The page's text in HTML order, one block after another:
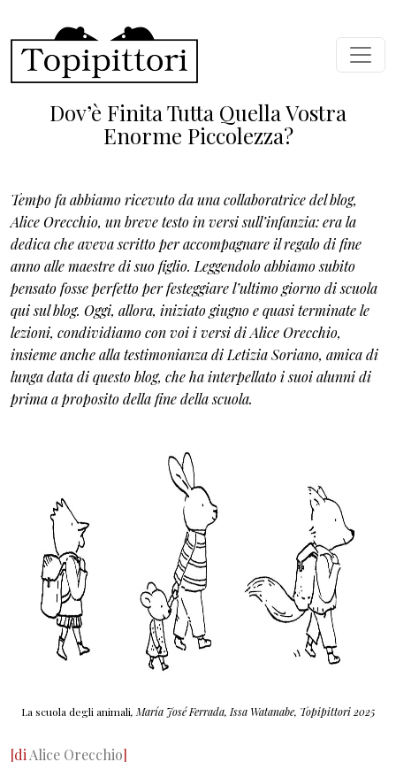
Dov’è Finita Tutta Quella Vostra
Enorme Piccolezza?
Tempo fa abbiamo ricevuto da una collaboratrice del blog,
Alice Orecchio, un breve testo in versi sull’infanzia: era la
dedica che aveva scritto per accompagnare il regalo di fine
anno alle maestre di suo figlio. Leggendolo abbiamo subito
pensato fosse perfetto per festeggiare l’ultimo giorno di scuola
qui sul blog. Oggi, allora, iniziato giugno e quasi terminate le
lezioni, condividiamo con voi i versi di Alice Orecchio,
insieme anche alla testimonianza di Letizia Soriano, amica di
lunga data di questo blog, che ha interpellato i suoi alunni di
prima a proposito della fine della scuola.
La scuola degli animali, María José Ferrada, Issa Watanabe, Topipittori 2025
[di Alice Orecchio]